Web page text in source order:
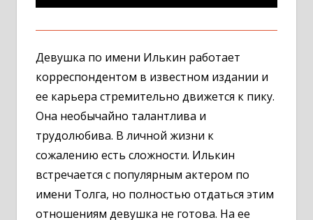
Девушка по имени Илькин работает
корреспондентом в известном издании и
ее карьера стремительно движется к пику.
Она необычайно талантлива и
трудолюбива. В личной жизни к
сожалению есть сложности. Илькин
встречается с популярным актером по
имени Толга, но полностью отдаться этим
отношениям девушка не готова. На ее